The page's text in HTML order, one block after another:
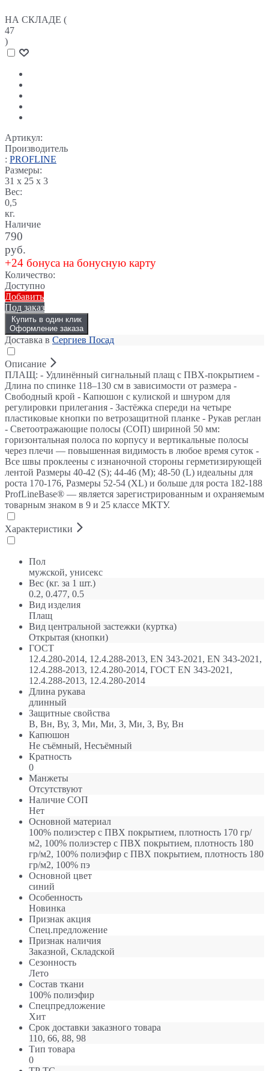
НА СКЛАДЕ (
47
)
Артикул:
Производитель
: PROFLINE
Размеры:
31 x 25 x 3
Вес:
0,5
кг.
Наличие
790
руб.
+24 бонуса на бонусную карту
Количество:
Доступно
Добавить
Под заказ
Купить в один клик
Оформление заказа
Доставка в Сергиев Посад
Описание
ПЛАЩ: - Удлинённый сигнальный плащ с ПВХ-покрытием -
Длина по спинке 118–130 см в зависимости от размера -
Свободный крой - Капюшон с кулиской и шнуром для
регулировки прилегания - Застёжка спереди на четыре
пластиковые кнопки по ветрозащитной планке - Рукав реглан
- Светоотражающие полосы (СОП) шириной 50 мм:
горизонтальная полоса по корпусу и вертикальные полосы
через плечи — повышенная видимость в любое время суток -
Все швы проклеены с изнаночной стороны герметизирующей
лентой Размеры 40-42 (S); 44-46 (М); 48-50 (L) идеальны для
роста 170-176, Размеры 52-54 (XL) и больше для роста 182-188
ProfLineBase® — является зарегистрированным и охраняемым
товарным знаком в 9 и 25 классе МКТУ.
Характеристики
Пол
мужской, унисекс
Вес (кг. за 1 шт.)
0.2, 0.477, 0.5
Вид изделия
Плащ
Вид центральной застежки (куртка)
Открытая (кнопки)
ГОСТ
12.4.280-2014, 12.4.288-2013, EN 343-2021, EN 343-2021,
12.4.288-2013, 12.4.280-2014, ГОСТ EN 343-2021,
12.4.288-2013, 12.4.280-2014
Длина рукава
длинный
Защитные свойства
В, Вн, Ву, З, Ми, Ми, З, Ми, З, Ву, Вн
Капюшон
Не съёмный, Несъёмный
Кратность
0
Манжеты
Отсутствуют
Наличие СОП
Нет
Основной материал
100% полиэстер с ПВХ покрытием, плотность 170 гр/
м2, 100% полиэстер с ПВХ покрытием, плотность 180
гр/м2, 100% полиэфир с ПВХ покрытием, плотность 180
гр/м2, 100% пэ
Основной цвет
синий
Особенность
Новинка
Признак акция
Спец.предложение
Признак наличия
Заказной, Складской
Сезонность
Лето
Состав ткани
100% полиэфир
Спецпредложение
Хит
Срок доставки заказного товара
110, 66, 88, 98
Тип товара
0